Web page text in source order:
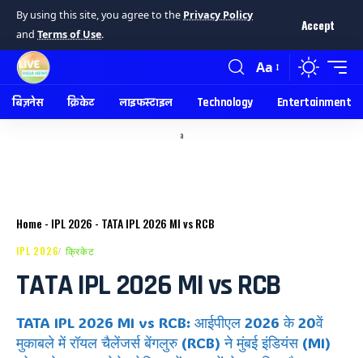
By using this site, you agree to the Privacy Policy
and Terms of Use.
Accept
Aa
बिज़नेस क्रिकेट लाइफस्टाइल Technology Entertainment
a
Home - IPL 2026 - TATA IPL 2026 MI vs RCB
IPL 2026 क्रिकेट
TATA IPL 2026 MI vs RCB
TATA IPL 2026 MI vs RCB: आईपीएल 2026 के 20वें
मुकाबले में रॉयल चैलेंजर्स बेंगलुरु (RCB) ने मुंबई इंडियंस (MI)